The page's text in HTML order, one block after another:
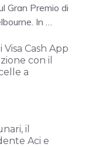
Gran Premio di
In …
Visa Cash App
con il
a
il
Aci e